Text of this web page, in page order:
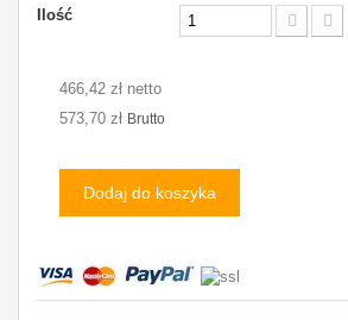
Ilość
466,42 zł netto
573,70 zł Brutto
Dodaj do koszyka